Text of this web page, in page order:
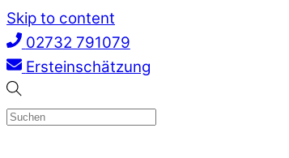
Skip to content
02732 791079
Ersteinschätzung